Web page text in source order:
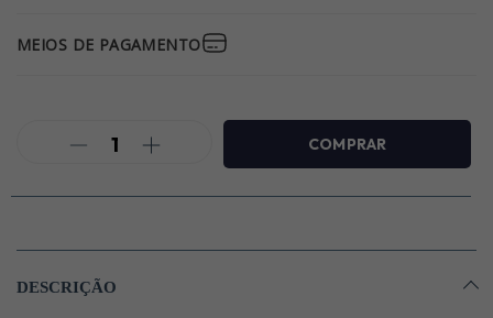
MEIOS DE PAGAMENTO
DESCRIÇÃO